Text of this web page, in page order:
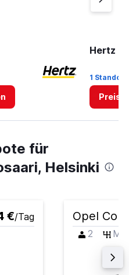
Hertz
1 Standort
Preise
für
Helsinki
€/Tag
Opel
2 M